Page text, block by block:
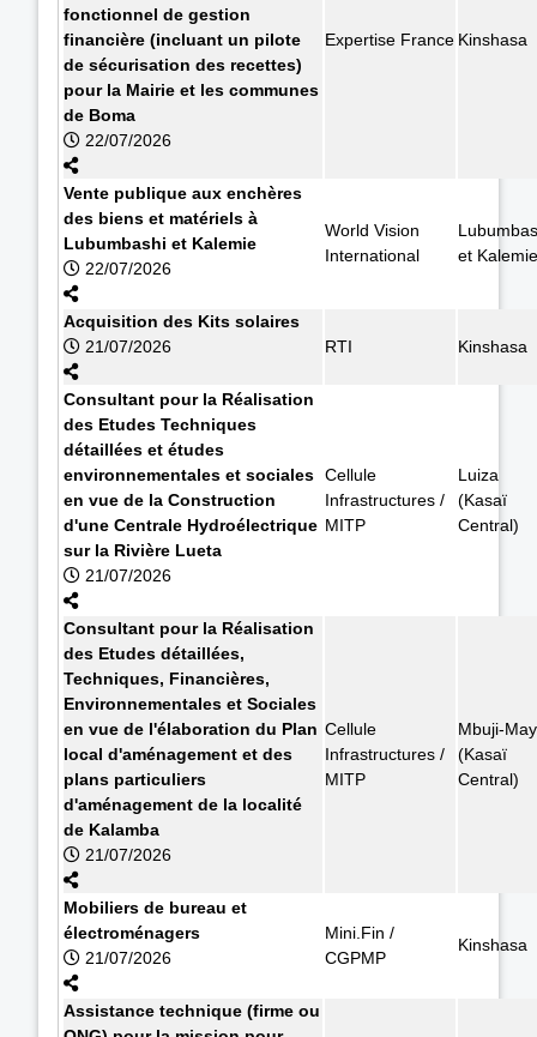
fonctionnel de gestion
financière (incluant un pilote
de sécurisation des recettes)
pour la Mairie et les communes
de Boma
22/07/2026
Expertise France Kinshasa
Vente publique aux enchères
des biens et matériels à
Lubumbashi et Kalemie
22/07/2026
World Vision
International
et Kalemie
Acquisition des Kits solaires
21/07/2026
RTI Kinshasa
Consultant pour la Réalisation
des Etudes Techniques
détaillées et études
environnementales et sociales
en vue de la Construction
d'une Centrale Hydroélectrique
sur la Rivière Lueta
21/07/2026
Cellule
Infrastructures /
MITP
Luiza
(Kasaï
Central)
Consultant pour la Réalisation
des Etudes détaillées,
Techniques, Financières,
Environnementales et Sociales
en vue de l'élaboration du Plan
local d'aménagement et des
plans particuliers
d'aménagement de la localité
de Kalamba
21/07/2026
Cellule
Infrastructures /
MITP
Mbuji-
(Kasaï
Central)
Mobiliers de bureau et
électroménagers
21/07/2026
Mini.Fin /
CGPMP
Kinshasa
Assistance technique (firme ou